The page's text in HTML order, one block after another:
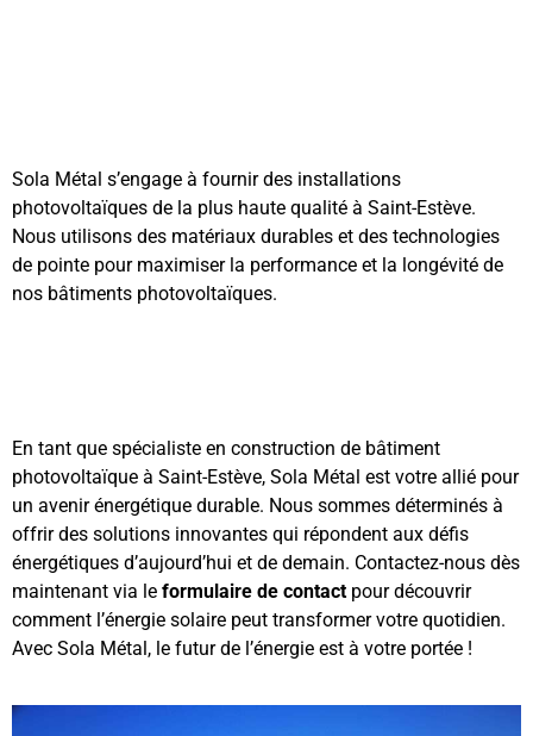
Sola Métal s’engage à fournir des installations
photovoltaïques de la plus haute qualité à Saint-Estève.
Nous utilisons des matériaux durables et des technologies
de pointe pour maximiser la performance et la longévité de
nos bâtiments photovoltaïques.
En tant que spécialiste en construction de bâtiment
photovoltaïque à Saint-Estève, Sola Métal est votre allié pour
un avenir énergétique durable. Nous sommes déterminés à
offrir des solutions innovantes qui répondent aux défis
énergétiques d’aujourd’hui et de demain. Contactez-nous dès
maintenant via le formulaire de contact pour découvrir
comment l’énergie solaire peut transformer votre quotidien.
Avec Sola Métal, le futur de l’énergie est à votre portée !